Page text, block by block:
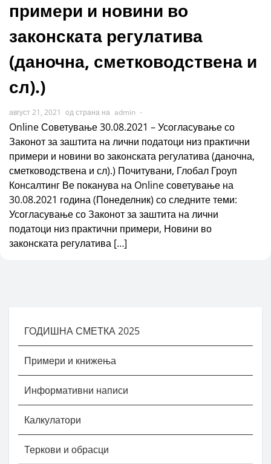
примери и новини во
законската регулатива
(даночна, сметководствена и
сл).)
август 21, 2021 од страна на admin -
Online Советување 30.08.2021 – Усогласување со
Законот за заштита на лични податоци низ практични
примери и новини во законската регулатива (даночна,
сметководствена и сл).) Почитувани, Глобал Гроуп
Консалтинг Ве поканува на Online советување на
30.08.2021 година (Понеделник) со следните теми:
Усогласување со Законот за заштита на лични
податоци низ практични примери, Новини во
законската регулатива […]
ГОДИШНА СМЕТКА 2025
Примери и книжења
Информативни написи
Калкулатори
Теркови и обрасци